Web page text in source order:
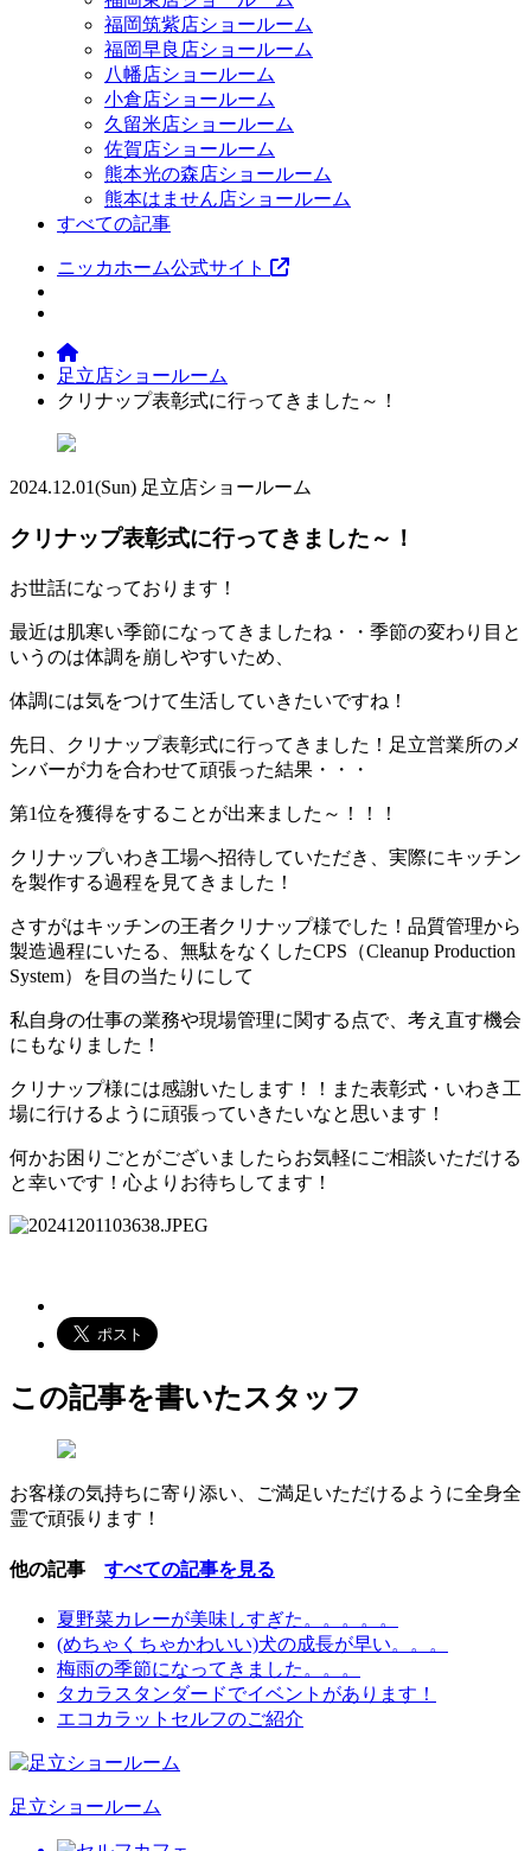
福岡筑紫店ショールーム
福岡早良店ショールーム
八幡店ショールーム
小倉店ショールーム
久留米店ショールーム
佐賀店ショールーム
熊本光の森店ショールーム
熊本はません店ショールーム
すべての記事
ニッカホーム公式サイト
足立店ショールーム
クリナップ表彰式に行ってきました～！
2024.12.01(Sun) 足立店ショールーム
クリナップ表彰式に行ってきました～！
お世話になっております！
最近は肌寒い季節になってきましたね・・季節の変わり目と
いうのは体調を崩しやすいため、
体調には気をつけて生活していきたいですね！
先日、クリナップ表彰式に行ってきました！足立営業所のメ
ンバーが力を合わせて頑張った結果・・・
第1位を獲得をすることが出来ました～！！！
クリナップいわき工場へ招待していただき、実際にキッチン
を製作する過程を見てきました！
さすがはキッチンの王者クリナップ様でした！品質管理から
製造過程にいたる、無駄をなくしたCPS（Cleanup Production
System）を目の当たりにして
私自身の仕事の業務や現場管理に関する点で、考え直す機会
にもなりました！
クリナップ様には感謝いたします！！また表彰式・いわき工
場に行けるように頑張っていきたいなと思います！
何かお困りごとがございましたらお気軽にご相談いただける
と幸いです！心よりお待ちしてます！
この記事を書いたスタッフ
お客様の気持ちに寄り添い、ご満足いただけるように全身全
霊で頑張ります！
他の記事 すべての記事を見る
夏野菜カレーが美味しすぎた。。。。。
(めちゃくちゃかわいい)犬の成長が早い。。。
梅雨の季節になってきました。。。
タカラスタンダードでイベントがあります！
エコカラットセルフのご紹介
足立ショールーム